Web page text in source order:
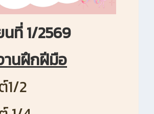
นที่ 1/2569
านฝึกฝีมือ
1/2